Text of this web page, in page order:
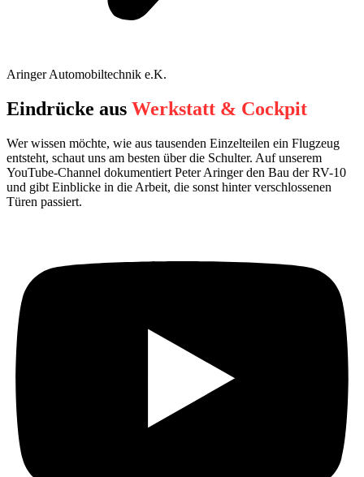
Aringer Automobiltechnik e.K.
Eindrücke aus Werkstatt & Cockpit
Wer wissen möchte, wie aus tausenden Einzelteilen ein Flugzeug
entsteht, schaut uns am besten über die Schulter. Auf unserem
YouTube-Channel dokumentiert Peter Aringer den Bau der RV-10
und gibt Einblicke in die Arbeit, die sonst hinter verschlossenen
Türen passiert.